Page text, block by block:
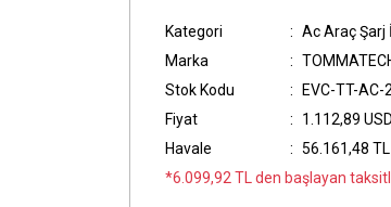
Kategori
Ac Araç Şarj
Marka
Stok Kodu
EVC-TT-AC-
Fiyat
1.112,89
Havale
56.161,48
*6.099,92 TL den başlayan